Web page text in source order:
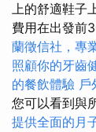
上的舒適鞋子
費用在出發前
蘭徵信社，專
照顧你的牙齒
的餐飲體驗 戶
您可以看到與
提供全面的月